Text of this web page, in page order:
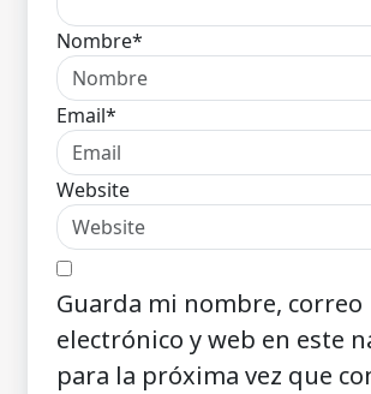
Nombre*
Email*
Website
Guarda mi nombre, correo
electrónico y web en este
para la próxima vez que